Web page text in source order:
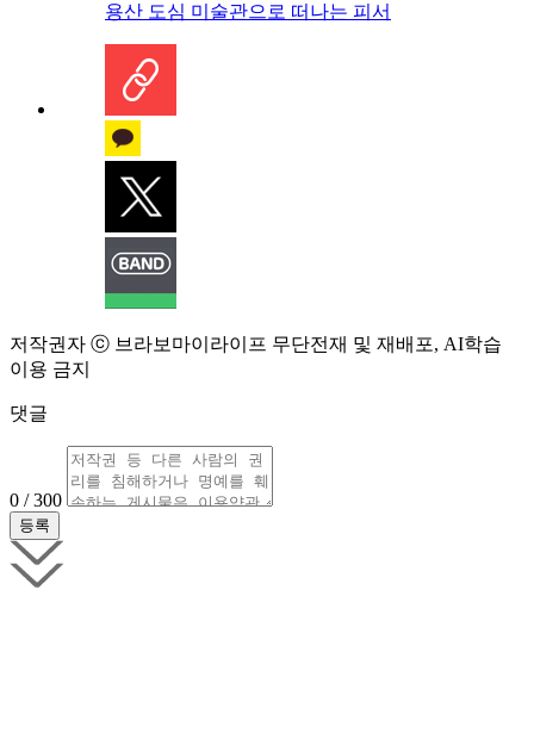
용산 도심 미술관으로 떠나는 피서
저작권자 ⓒ 브라보마이라이프 무단전재 및 재배포, AI학습
이용 금지
댓글
0 / 300